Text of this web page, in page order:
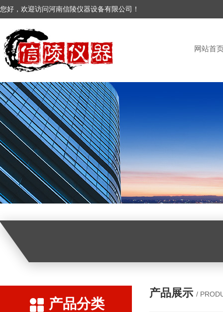
您好，欢迎访问河南信陵仪器设备有限公司！
网站首
产品分类
产品展示 /